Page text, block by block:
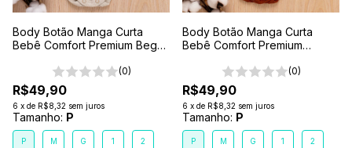
Body Botão Manga Curta
Bebê Comfort Premium Bege
(0)
R$49,90
6 x de R$8,32 sem juros
Tamanho: P
P M G 1 2
Body Botão Manga Curta
Bebê Comfort Premium
(0)
R$49,90
6 x de R$8,32 sem juros
Tamanho: P
P M G 1 2